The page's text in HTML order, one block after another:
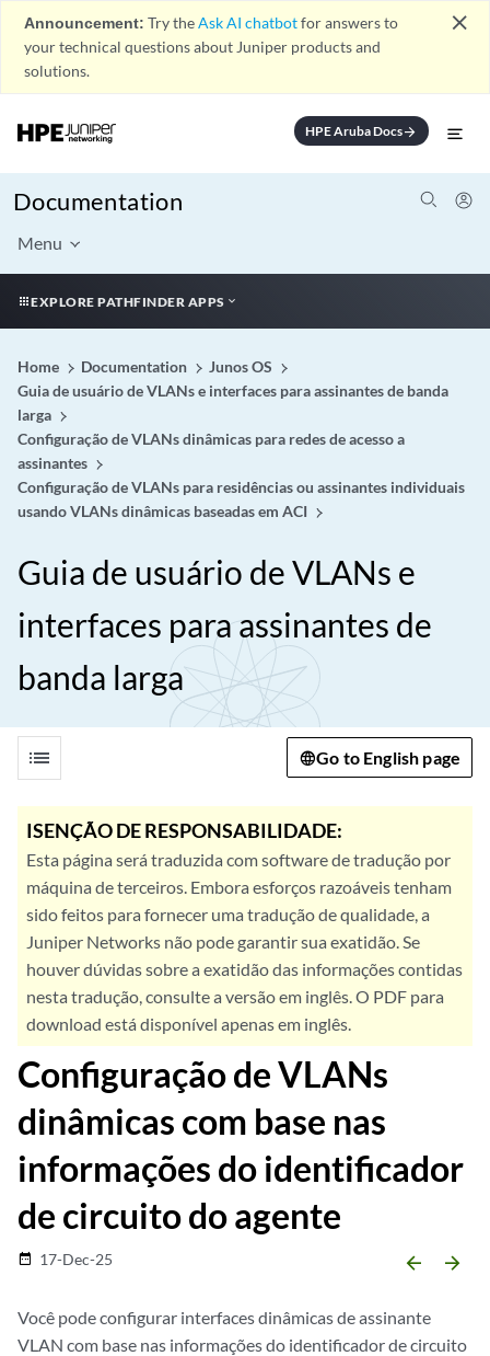
Announcement: Try theAsk AI chatbotfor answers to
your technical questions about Juniper products and
solutions.
close
HPE Aruba Docsarrow_forward
Documentation
Menu
EXPLORE PATHFINDER APPS
Home Documentation
Junos OS
Guia de usuário de VLANs e interfaces para assinantes de banda
larga
Configuração de VLANs dinâmicas para redes de acesso a
assinantes
Configuração de VLANs para residências ou assinantes individuais
usando VLANs dinâmicas baseadas em ACI
Guia de usuário de VLANs e
interfaces para assinantes de
banda larga
list Go to English page
ISENÇÃO DE RESPONSABILIDADE:
Esta página será traduzida com software de tradução por
máquina de terceiros. Embora esforços razoáveis tenham
sido feitos para fornecer uma tradução de qualidade, a
Juniper Networks não pode garantir sua exatidão. Se
houver dúvidas sobre a exatidão das informações contidas
nesta tradução, consulte a versão em inglês. O PDF para
download está disponível apenas em inglês.
Configuração de VLANs
dinâmicas com base nas
informações do identificador
de circuito do agente
date_range 17-Dec-25 arrow_backward arrow_forward
Você pode configurar interfaces dinâmicas de assinante
VLAN com base nas informações do identificador de circuito